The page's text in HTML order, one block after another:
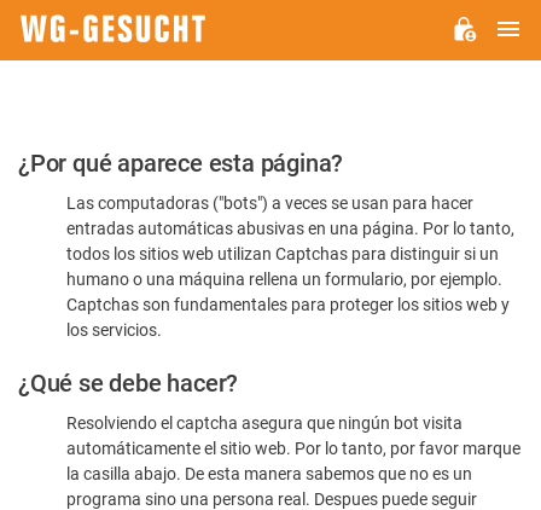
Por
favor,
confirme
humano
¿Por qué aparece esta página?
Las computadoras ("bots") a veces se usan para hacer
entradas automáticas abusivas en una página. Por lo tanto,
todos los sitios web utilizan Captchas para distinguir si un
humano o una máquina rellena un formulario, por ejemplo.
Captchas son fundamentales para proteger los sitios web y
los servicios.
¿Qué se debe hacer?
Resolviendo el captcha asegura que ningún bot visita
automáticamente el sitio web. Por lo tanto, por favor marque
la casilla abajo. De esta manera sabemos que no es un
programa sino una persona real. Despues puede seguir